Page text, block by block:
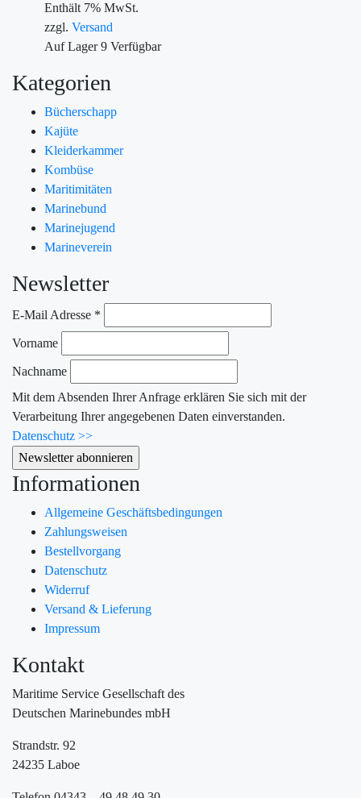
Enthält 7% MwSt.
zzgl. Versand
Auf Lager9 Verfügbar
Kategorien
Bücherschapp
Kajüte
Kleiderkammer
Kombüse
Maritimitäten
Marinebund
Marinejugend
Marineverein
Newsletter
E-Mail Adresse *
Vorname
Nachname
Mit dem Absenden Ihrer Anfrage erklären Sie sich mit der
Verarbeitung Ihrer angegebenen Daten einverstanden.
Datenschutz >>
Informationen
Allgemeine Geschäftsbedingungen
Zahlungsweisen
Bestellvorgang
Datenschutz
Widerruf
Versand & Lieferung
Impressum
Kontakt
Maritime Service Gesellschaft des
Deutschen Marinebundes mbH
Strandstr. 92
24235 Laboe